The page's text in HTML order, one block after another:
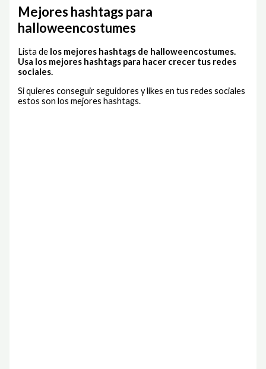
Mejores hashtags para
halloweencostumes
Lista de los mejores hashtags de halloweencostumes.
Usa los mejores hashtags para hacer crecer tus redes
sociales.
Si quieres conseguir seguidores y likes en tus redes sociales
estos son los mejores hashtags.